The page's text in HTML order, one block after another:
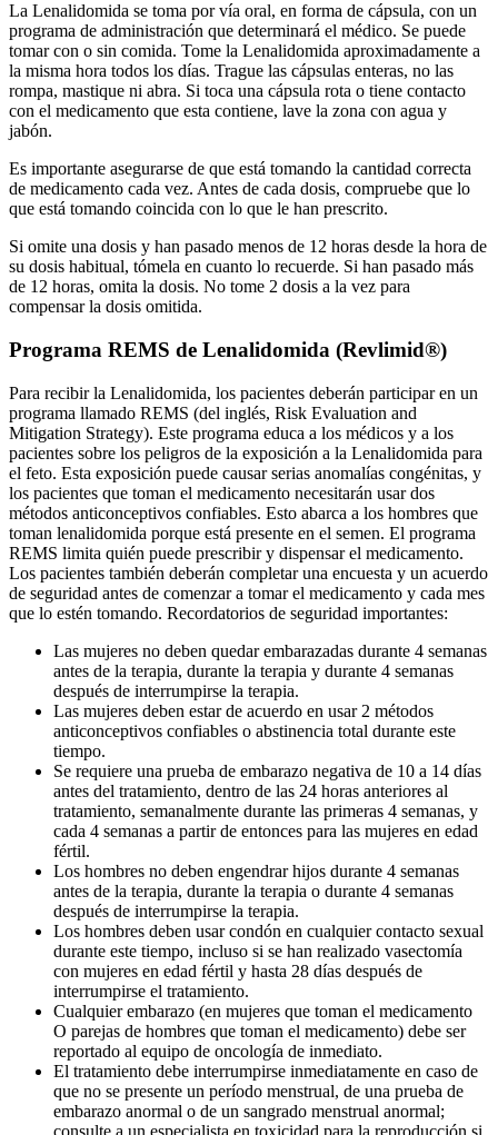
La Lenalidomida se toma por vía oral, en forma de cápsula, con un
programa de administración que determinará el médico. Se puede
tomar con o sin comida. Tome la Lenalidomida aproximadamente a
la misma hora todos los días. Trague las cápsulas enteras, no las
rompa, mastique ni abra. Si toca una cápsula rota o tiene contacto
con el medicamento que esta contiene, lave la zona con agua y
jabón.
Es importante asegurarse de que está tomando la cantidad correcta
de medicamento cada vez. Antes de cada dosis, compruebe que lo
que está tomando coincida con lo que le han prescrito.
Si omite una dosis y han pasado menos de 12 horas desde la hora de
su dosis habitual, tómela en cuanto lo recuerde. Si han pasado más
de 12 horas, omita la dosis. No tome 2 dosis a la vez para
compensar la dosis omitida.
Programa REMS de Lenalidomida (Revlimid®)
Para recibir la Lenalidomida, los pacientes deberán participar en un
programa llamado REMS (del inglés, Risk Evaluation and
Mitigation Strategy). Este programa educa a los médicos y a los
pacientes sobre los peligros de la exposición a la Lenalidomida para
el feto. Esta exposición puede causar serias anomalías congénitas, y
los pacientes que toman el medicamento necesitarán usar dos
métodos anticonceptivos confiables. Esto abarca a los hombres que
toman lenalidomida porque está presente en el semen. El programa
REMS limita quién puede prescribir y dispensar el medicamento.
Los pacientes también deberán completar una encuesta y un acuerdo
de seguridad antes de comenzar a tomar el medicamento y cada mes
que lo estén tomando. Recordatorios de seguridad importantes:
Las mujeres no deben quedar embarazadas durante 4 semanas
antes de la terapia, durante la terapia y durante 4 semanas
después de interrumpirse la terapia.
Las mujeres deben estar de acuerdo en usar 2 métodos
anticonceptivos confiables o abstinencia total durante este
tiempo.
Se requiere una prueba de embarazo negativa de 10 a 14 días
antes del tratamiento, dentro de las 24 horas anteriores al
tratamiento, semanalmente durante las primeras 4 semanas, y
cada 4 semanas a partir de entonces para las mujeres en edad
fértil.
Los hombres no deben engendrar hijos durante 4 semanas
antes de la terapia, durante la terapia o durante 4 semanas
después de interrumpirse la terapia.
Los hombres deben usar condón en cualquier contacto sexual
durante este tiempo, incluso si se han realizado vasectomía
con mujeres en edad fértil y hasta 28 días después de
interrumpirse el tratamiento.
Cualquier embarazo (en mujeres que toman el medicamento
O parejas de hombres que toman el medicamento) debe ser
reportado al equipo de oncología de inmediato.
El tratamiento debe interrumpirse inmediatamente en caso de
que no se presente un período menstrual, de una prueba de
embarazo anormal o de un sangrado menstrual anormal;
consulte a un especialista en toxicidad para la reproducción si